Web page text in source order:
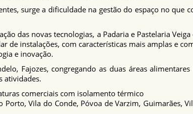
surge a dificuldade na gestão do espaço no que
das novas tecnologias, a Padaria e Pastelaria
de instalações, com características mais amplas e
e inovação.
Fajozes, congregando as duas áreas
atividades.
comerciais com isolamento térmico
Vila do Conde, Póvoa de Varzim, Guimarães,